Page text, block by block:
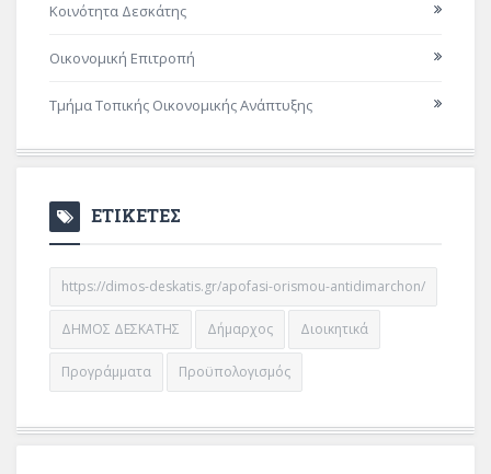
Κοινότητα Δεσκάτης
Οικονομική Επιτροπή
Τμήμα Τοπικής Οικονομικής Ανάπτυξης
ΕΤΙΚΕΤΕΣ
https://dimos-deskatis.gr/apofasi-orismou-antidimarchon/
ΔΗΜΟΣ ΔΕΣΚΑΤΗΣ Δήμαρχος Διοικητικά
Προγράμματα Προϋπολογισμός